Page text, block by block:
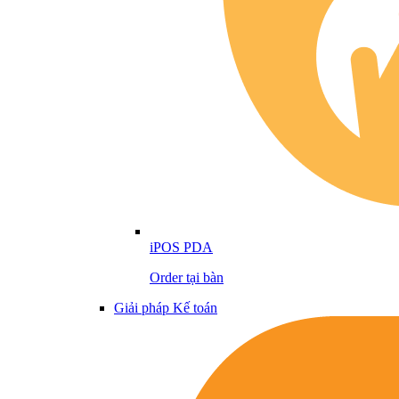
iPOS PDA
Order tại bàn
Giải pháp Kế toán